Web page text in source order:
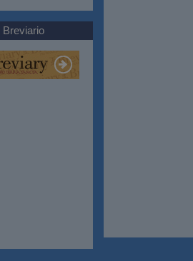
Breviario